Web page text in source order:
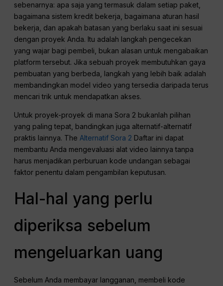
sebenarnya: apa saja yang termasuk dalam setiap paket,
bagaimana sistem kredit bekerja, bagaimana aturan hasil
bekerja, dan apakah batasan yang berlaku saat ini sesuai
dengan proyek Anda. Itu adalah langkah pengecekan
yang wajar bagi pembeli, bukan alasan untuk mengabaikan
platform tersebut. Jika sebuah proyek membutuhkan gaya
pembuatan yang berbeda, langkah yang lebih baik adalah
membandingkan model video yang tersedia daripada terus
mencari trik untuk mendapatkan akses.
Untuk proyek-proyek di mana Sora 2 bukanlah pilihan
yang paling tepat, bandingkan juga alternatif-alternatif
praktis lainnya. TheAlternatif Sora 2 Daftar ini dapat
membantu Anda mengevaluasi alat video lainnya tanpa
harus menjadikan perburuan kode undangan sebagai
faktor penentu dalam pengambilan keputusan.
Hal-hal yang perlu
diperiksa sebelum
mengeluarkan uang
Sebelum Anda membayar langganan, membeli kode